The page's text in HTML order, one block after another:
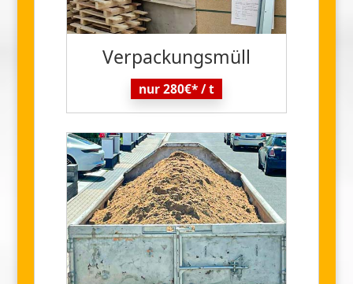
Verpackungsmüll
nur 280€* / t